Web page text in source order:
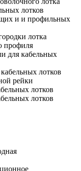
лотков
и и профильных
лотка
профиля
для кабельных
лотков
рейки
лотков
лотков